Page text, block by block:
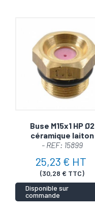
Buse M15x1 HP Ø2
céramique laiton
- REF: 15899
25,23 € HT
(30,28 € TTC)
Disponible sur
commande